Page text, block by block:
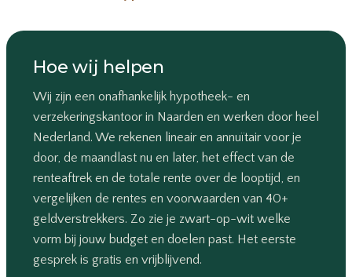
Hoe wij helpen
Wij zijn een onafhankelijk hypotheek- en
verzekeringskantoor in Naarden en werken door heel
Nederland. We rekenen lineair en annuïtair voor je
door, de maandlast nu en later, het effect van de
renteaftrek en de totale rente over de looptijd, en
vergelijken de rentes en voorwaarden van 40+
geldverstrekkers. Zo zie je zwart-op-wit welke
vorm bij jouw budget en doelen past. Het eerste
gesprek is gratis en vrijblijvend.